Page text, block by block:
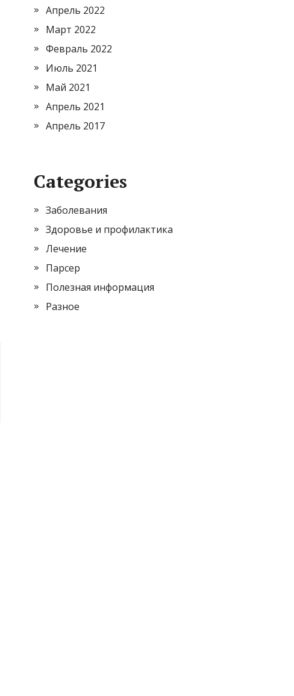
Апрель 2022
Март 2022
Февраль 2022
Июль 2021
Май 2021
Апрель 2021
Апрель 2017
Categories
Заболевания
Здоровье и профилактика
Лечение
Парсер
Полезная информация
Разное